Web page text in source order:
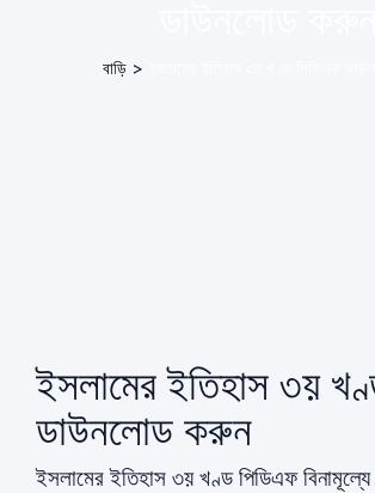
বাড়ি >
ইসলামের ইতিহাস ৩য়
ডাউনলোড করুন
ইসলামের ইতিহাস ৩য় খণ্ড পিডিএফ